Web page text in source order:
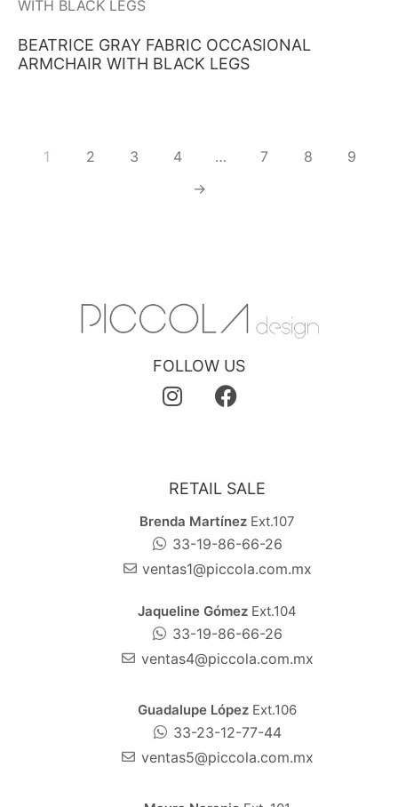
BEATRICE GRAY FABRIC OCCASIONAL
ARMCHAIR WITH BLACK LEGS
1 2 3 4 … 7 8
9
→
FOLLOW US
RETAIL SALE
Brenda MartínezExt.107
33-19-86-66-26
ventas1@piccola.com.mx
Jaqueline GómezExt.104
33-19-86-66-26
ventas4@piccola.com.mx
Guadalupe López Ext.106
33-23-12-77-44
ventas5@piccola.com.mx